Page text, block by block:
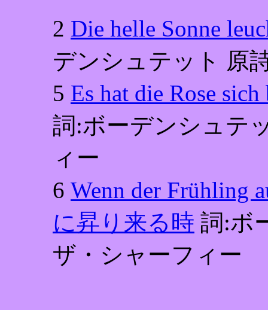
2 Die helle Sonne
デンシュテット 原
5 Es hat die Rose
詞:ボーデンシュテ
ィー
6 Wenn der Frühling
に昇り来る時 詞:ボ
ザ・シャーフィー